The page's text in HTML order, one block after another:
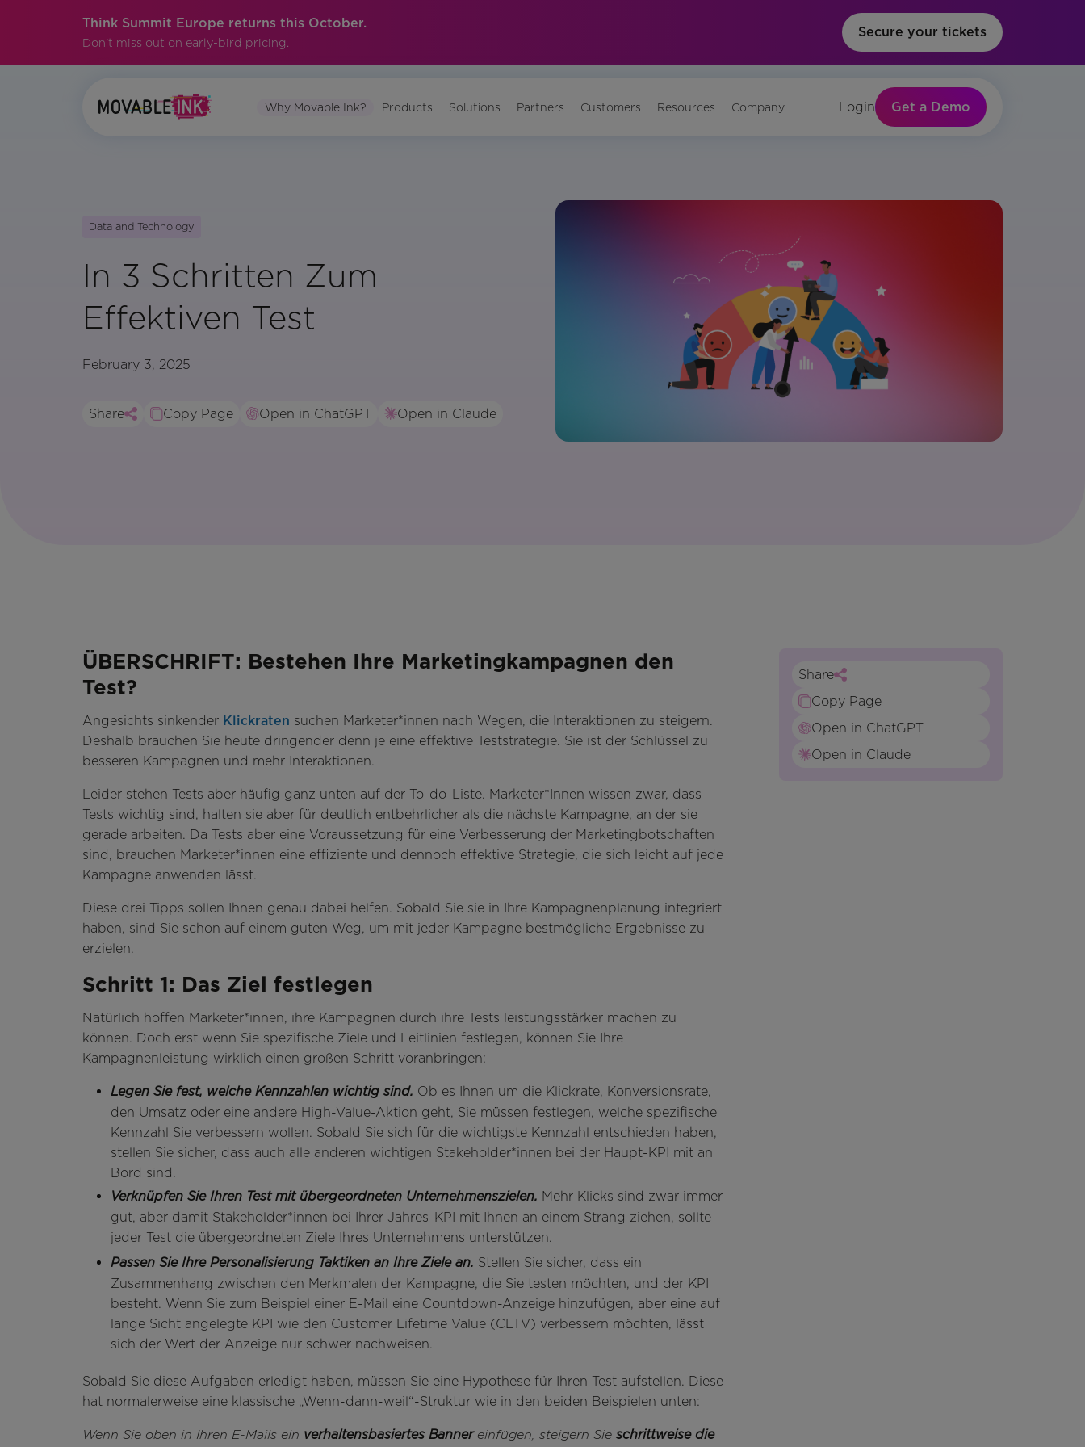
Think Summit Europe returns this October.
Don't miss out on early-bird pricing.
Secure your tickets
Why Movable Ink? Products Solutions Partners Customers Resources Company Login Get a Demo
Data and Technology
In 3 Schritten Zum
Effektiven Test
February 3, 2025
Share Copy Page Open in ChatGPT Open in Claude
ÜBERSCHRIFT: Bestehen Ihre Marketingkampagnen den
Test?
Angesichts sinkender Klickraten suchen Marketer*innen nach Wegen, die Interaktionen zu steigern.
Deshalb brauchen Sie heute dringender denn je eine effektive Teststrategie. Sie ist der Schlüssel zu
besseren Kampagnen und mehr Interaktionen.
Leider stehen Tests aber häufig ganz unten auf der To-do-Liste. Marketer*Innen wissen zwar, dass
Tests wichtig sind, halten sie aber für deutlich entbehrlicher als die nächste Kampagne, an der sie
gerade arbeiten. Da Tests aber eine Voraussetzung für eine Verbesserung der Marketingbotschaften
sind, brauchen Marketer*innen eine effiziente und dennoch effektive Strategie, die sich leicht auf jede
Kampagne anwenden lässt.
Diese drei Tipps sollen Ihnen genau dabei helfen. Sobald Sie sie in Ihre Kampagnenplanung integriert
haben, sind Sie schon auf einem guten Weg, um mit jeder Kampagne bestmögliche Ergebnisse zu
erzielen.
Schritt 1: Das Ziel festlegen
Natürlich hoffen Marketer*innen, ihre Kampagnen durch ihre Tests leistungsstärker machen zu
können. Doch erst wenn Sie spezifische Ziele und Leitlinien festlegen, können Sie Ihre
Kampagnenleistung wirklich einen großen Schritt voranbringen:
Legen Sie fest, welche Kennzahlen wichtig sind. Ob es Ihnen um die Klickrate, Konversionsrate,
den Umsatz oder eine andere High-Value-Aktion geht, Sie müssen festlegen, welche spezifische
Kennzahl Sie verbessern wollen. Sobald Sie sich für die wichtigste Kennzahl entschieden haben,
stellen Sie sicher, dass auch alle anderen wichtigen Stakeholder*innen bei der Haupt-KPI mit an
Bord sind.
Verknüpfen Sie Ihren Test mit übergeordneten Unternehmenszielen. Mehr Klicks sind zwar immer
gut, aber damit Stakeholder*innen bei Ihrer Jahres-KPI mit Ihnen an einem Strang ziehen, sollte
jeder Test die übergeordneten Ziele Ihres Unternehmens unterstützen.
Passen Sie Ihre Personalisierung Taktiken an Ihre Ziele an. Stellen Sie sicher, dass ein
Zusammenhang zwischen den Merkmalen der Kampagne, die Sie testen möchten, und der KPI
besteht. Wenn Sie zum Beispiel einer E-Mail eine Countdown-Anzeige hinzufügen, aber eine auf
lange Sicht angelegte KPI wie den Customer Lifetime Value (CLTV) verbessern möchten, lässt
sich der Wert der Anzeige nur schwer nachweisen.
Sobald Sie diese Aufgaben erledigt haben, müssen Sie eine Hypothese für Ihren Test aufstellen. Diese
hat normalerweise eine klassische „Wenn-dann-weil“-Struktur wie in den beiden Beispielen unten:
Wenn Sie oben in Ihren E-Mails ein verhaltensbasiertes Bannereinfügen, steigern Sie schrittweise die
Share
Copy Page
Open in ChatGPT
Open in Claude